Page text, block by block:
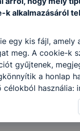
k alkalmazásáról
egy kis fájl,
meg. A cookie-k
gyűjtenek,
a honlap
használja:
Ön a
vagy
még jobb